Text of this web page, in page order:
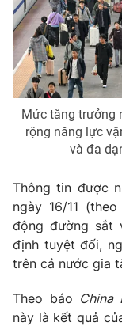
Sản phẩm
Thị trường
Tư vấn
Lịch phát sóng
Chuyên mục khác
Emagazine
Video
VTV Money
VTV Sức khoẻ
Mức tăng trưởng
rộng năng lực
và đa
Thông tin được
ngày 16/11
động đường sắt
định tuyệt đối,
trên cả nước gia
Theo báo China
này là kết quả